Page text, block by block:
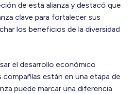
de esta alianza y destacó que
clave para fortalecer sus
los beneficios de la diversidad
el desarrollo económico
están en una etapa de
puede marcar una diferencia